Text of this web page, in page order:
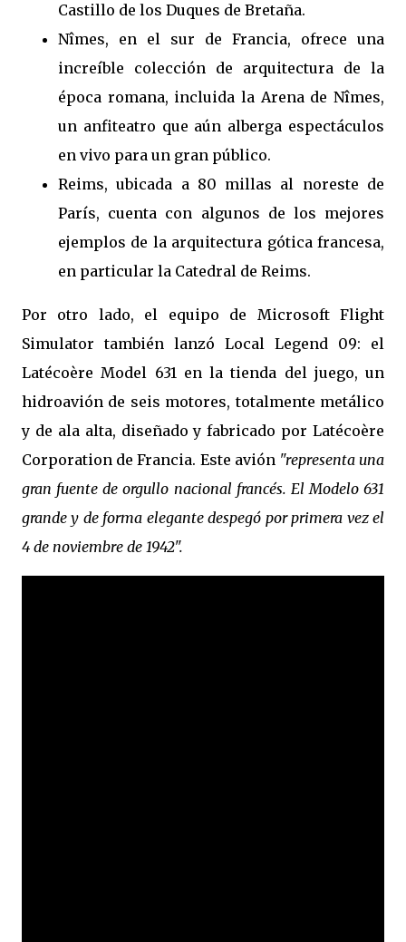
Castillo de los Duques de Bretaña.
Nîmes, en el sur de Francia, ofrece una
increíble colección de arquitectura de la
época romana, incluida la Arena de Nîmes,
un anfiteatro que aún alberga espectáculos
en vivo para un gran público.
Reims, ubicada a 80 millas al noreste de
París, cuenta con algunos de los mejores
ejemplos de la arquitectura gótica francesa,
en particular la Catedral de Reims.
Por otro lado, el equipo de Microsoft Flight
Simulator también lanzó Local Legend 09: el
Latécoère Model 631 en la tienda del juego, un
hidroavión de seis motores, totalmente metálico
y de ala alta, diseñado y fabricado por Latécoère
Corporation de Francia. Este avión "representa una
gran fuente de orgullo nacional francés. El Modelo 631
grande y de forma elegante despegó por primera vez el
4 de noviembre de 1942".